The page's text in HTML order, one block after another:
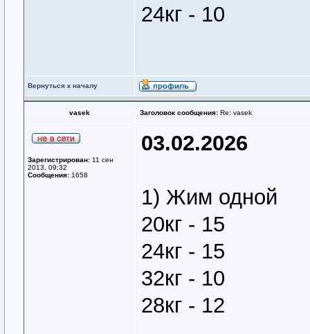
24кг - 10
Вернуться к началу
vasek Заголовок сообщения: Re: vasek
Зарегистрирован: 11 сен
2013, 09:32
Сообщения: 1658
03.02.2026
1) Жим одной
20кг - 15
24кг - 15
32кг - 10
28кг - 12